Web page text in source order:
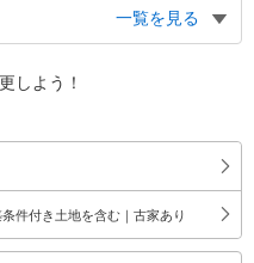
学校、愛知教育大学附属名古屋小
、至学館高等学校、名古屋大学医
、サンコート砂田橋、市営宮ノ腰
館、大幸南一・二丁目、前浪町、
クリニック、いなほクリニック
大幸三・四丁目、大幸砂田橋クリ
学校、名古屋高等学校、砂田橋
一覧を見る
しよう！
件付き土地を含む｜古家あり